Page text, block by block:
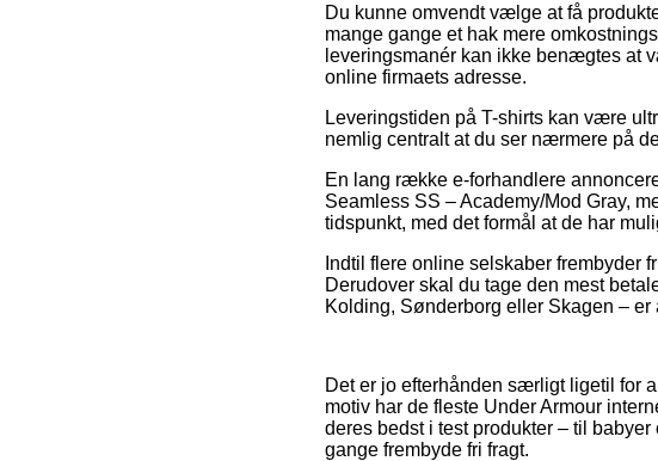
Du kunne omvendt vælge at få
mange gange et hak mere
leveringsmanér kan ikke benægtes at
online firmaets adresse.
Leveringstiden på T-shirts kan være
nemlig centralt at du ser nærmere på
En lang række e-forhandlere
Seamless SS – Academy/Mod Gray,
tidspunkt, med det formål at de har
Indtil flere online selskaber frembyder
Derudover skal du tage den mest
Kolding, Sønderborg eller Skagen –
Det er jo efterhånden særligt ligetil for
motiv har de fleste Under Armour
deres bedst i test produkter – til
gange frembyde fri fragt.